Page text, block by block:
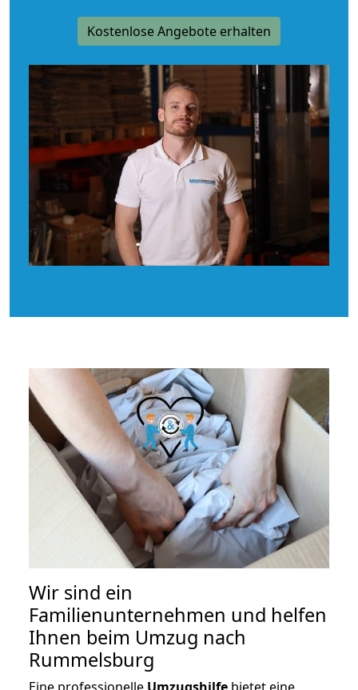
Kostenlose Angebote erhalten
Wir sind ein
Familienunternehmen und helfen
Ihnen beim Umzug nach
Rummelsburg